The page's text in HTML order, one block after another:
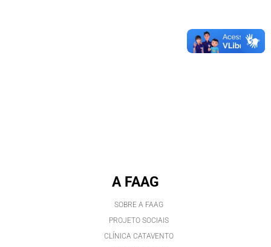
A FAAG
SOBRE A FAAG
PROJETO SOCIAIS
CLÍNICA CATAVENTO